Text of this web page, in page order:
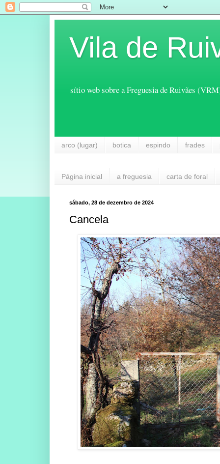
Vila de
sítio web sobre a Freguesia de Ruivães
arco (lugar) botica espindo frades
Página inicial a freguesia carta de foral
sábado, 28 de dezembro de 2024
Cancela